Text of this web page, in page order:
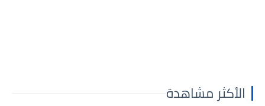
الأكثر مشاهدة